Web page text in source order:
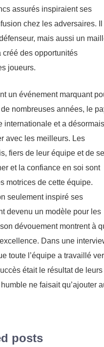
assurés inspiraient ses
chez les adversaires. Il
mais aussi un
créé des opportunités
joueurs.
un événement marquant
nombreuses années, le
internationale et a désormais
avec les meilleurs. Les
fiers de leur équipe et de
et la confiance en soi sont
motrices de cette équipe.
seulement inspiré ses
devenu un modèle pour les
dévouement montrent à
Dans une
toute l’équipe a travaillé
était le résultat de leurs
ne faisait qu’ajouter
posts